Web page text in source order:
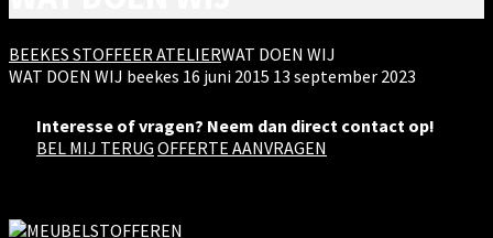
BEEKES STOFFEER ATELIERWAT DOEN WIJ
WAT DOEN WIJ beekes 16 juni 2015 13 september 2023
Interesse of vragen? Neem dan direct contact op!
BEL MIJ TERUG OFFERTE AANVRAGEN